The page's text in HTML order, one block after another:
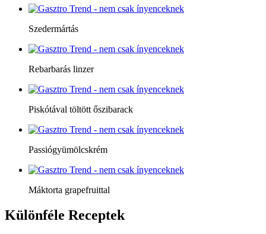
Szedermártás
Rebarbarás linzer
Piskótával töltött őszibarack
Passiógyümölcskrém
Máktorta grapefruittal
Különféle Receptek